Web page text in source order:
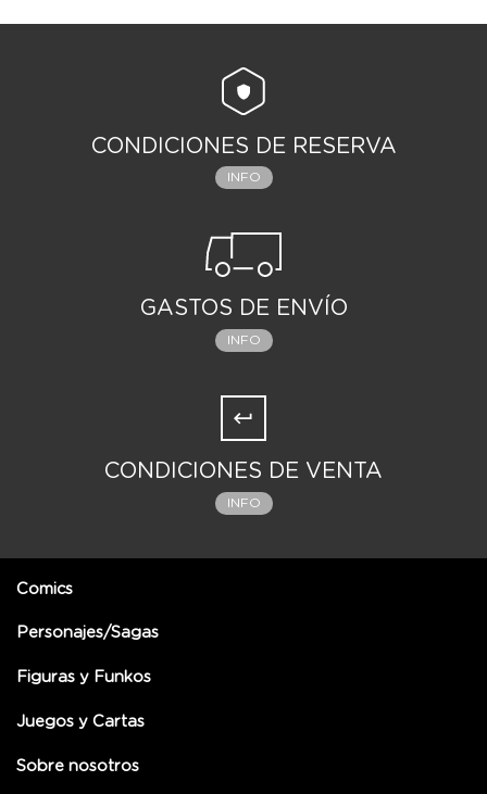
CONDICIONES DE RESERVA
INFO
GASTOS DE ENVÍO
INFO
CONDICIONES DE VENTA
INFO
Comics
Personajes/Sagas
Figuras y Funkos
Juegos y Cartas
Sobre nosotros